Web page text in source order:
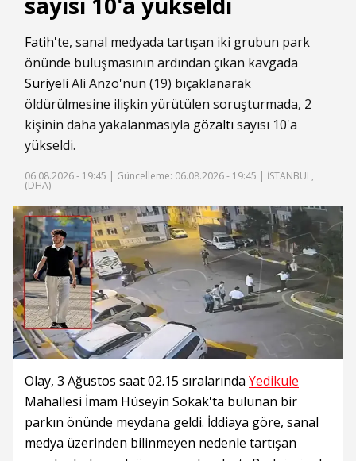
Fatih'te, sanal medyada tartışan iki grubun park
önünde buluşmasının ardından çıkan kavgada
Suriyeli Ali Anzo'nun (19) bıçaklanarak
öldürülmesine ilişkin yürütülen soruşturmada, 2
kişinin daha yakalanmasıyla gözaltı sayısı 10'a
yükseldi.
06.08.2026 - 19:45 | Güncelleme: 06.08.2026 - 19:45 | İSTANBUL,
(DHA)
Olay, 3 Ağustos saat 02.15 sıralarında Yedikule
Mahallesi İmam Hüseyin Sokak'ta bulunan bir
parkın önünde meydana geldi. İddiaya göre, sanal
medya üzerinden bilinmeyen nedenle tartışan